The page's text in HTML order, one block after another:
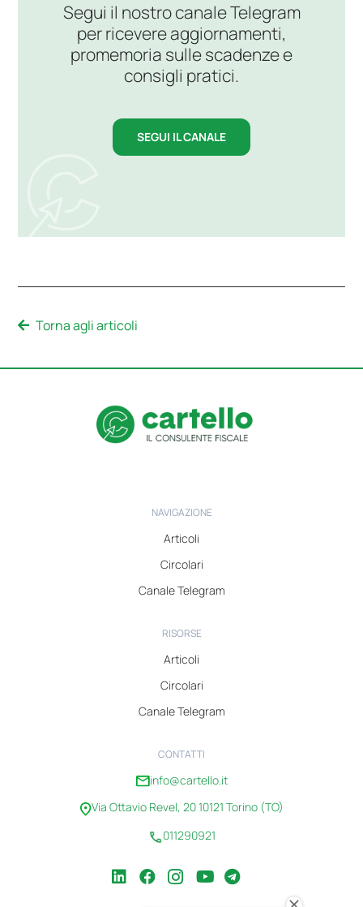
Segui il nostro canale Telegram
per ricevere aggiornamenti,
promemoria sulle scadenze e
consigli pratici.
SEGUI IL CANALE
Torna agli articoli
NAVIGAZIONE
Articoli
Circolari
Canale Telegram
RISORSE
Articoli
Circolari
Canale Telegram
CONTATTI
info@cartello.it
Via Ottavio Revel, 20 10121 Torino (TO)
011290921